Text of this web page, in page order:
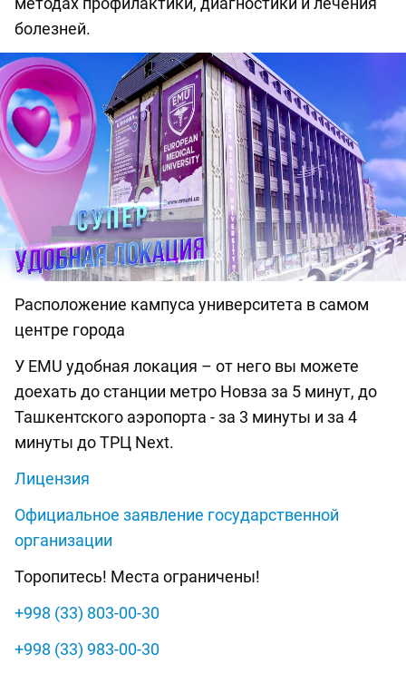
болезней.
Расположение кампуса университета в самом
центре города
У EMU удобная локация – от него вы можете
доехать до станции метро Новза за 5 минут, до
Ташкентского аэропорта - за 3 минуты и за 4
минуты до ТРЦ Next.
Лицензия
Официальное заявление государственной
организации
Торопитесь! Места ограничены!
+998 (33) 803-00-30
+998 (33) 983-00-30